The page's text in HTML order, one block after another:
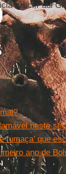
Krecl,Paul
neste
fumaça’ que
ano de